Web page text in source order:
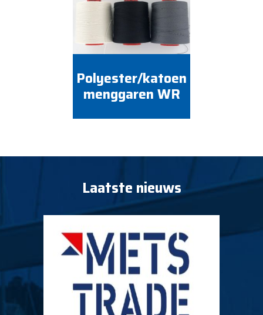
Polyester/katoen
menggaren WR
Laatste nieuws